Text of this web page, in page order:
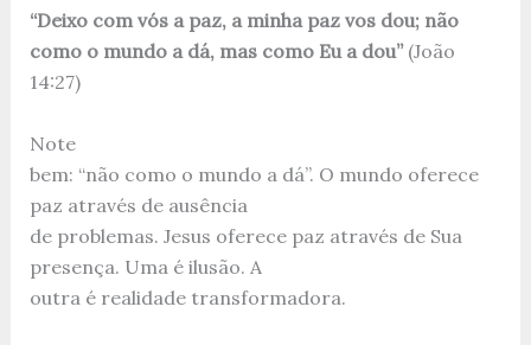
“Deixo com vós a paz, a minha paz vos dou; não
como o mundo a dá, mas como Eu a dou”(João
14:27)
Note
bem: “não como o mundo a dá”. O mundo oferece
paz através de ausência
de problemas. Jesus oferece paz através de Sua
presença. Uma é ilusão. A
outra é realidade transformadora.